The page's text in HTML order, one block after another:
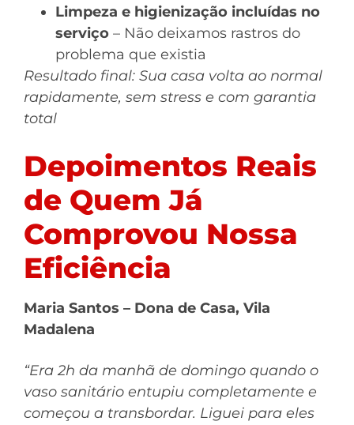
Limpeza e higienização incluídas no
serviço – Não deixamos rastros do
problema que existia
Resultado final: Sua casa volta ao normal
rapidamente, sem stress e com garantia
total
Depoimentos Reais
de Quem Já
Comprovou Nossa
Eficiência
Maria Santos – Dona de Casa, Vila
Madalena
“Era 2h da manhã de domingo quando o
vaso sanitário entupiu completamente e
começou a transbordar. Liguei para eles